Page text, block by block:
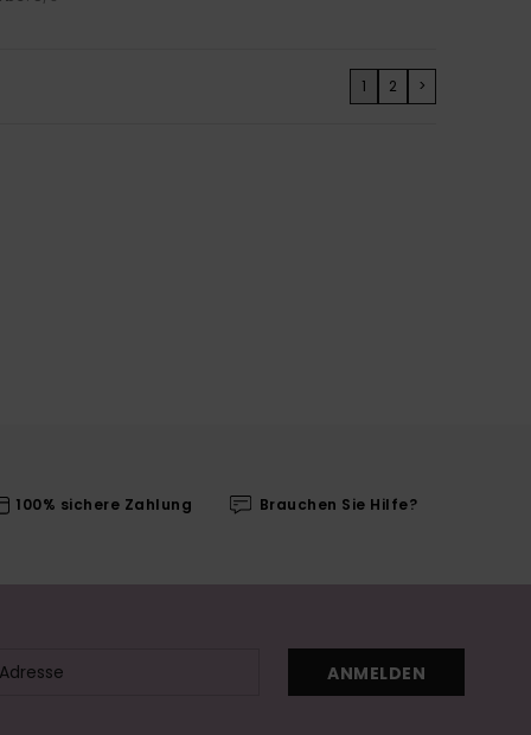
1 2 >
100% sichere Zahlung Brauchen Sie Hilfe?
ANMELDEN